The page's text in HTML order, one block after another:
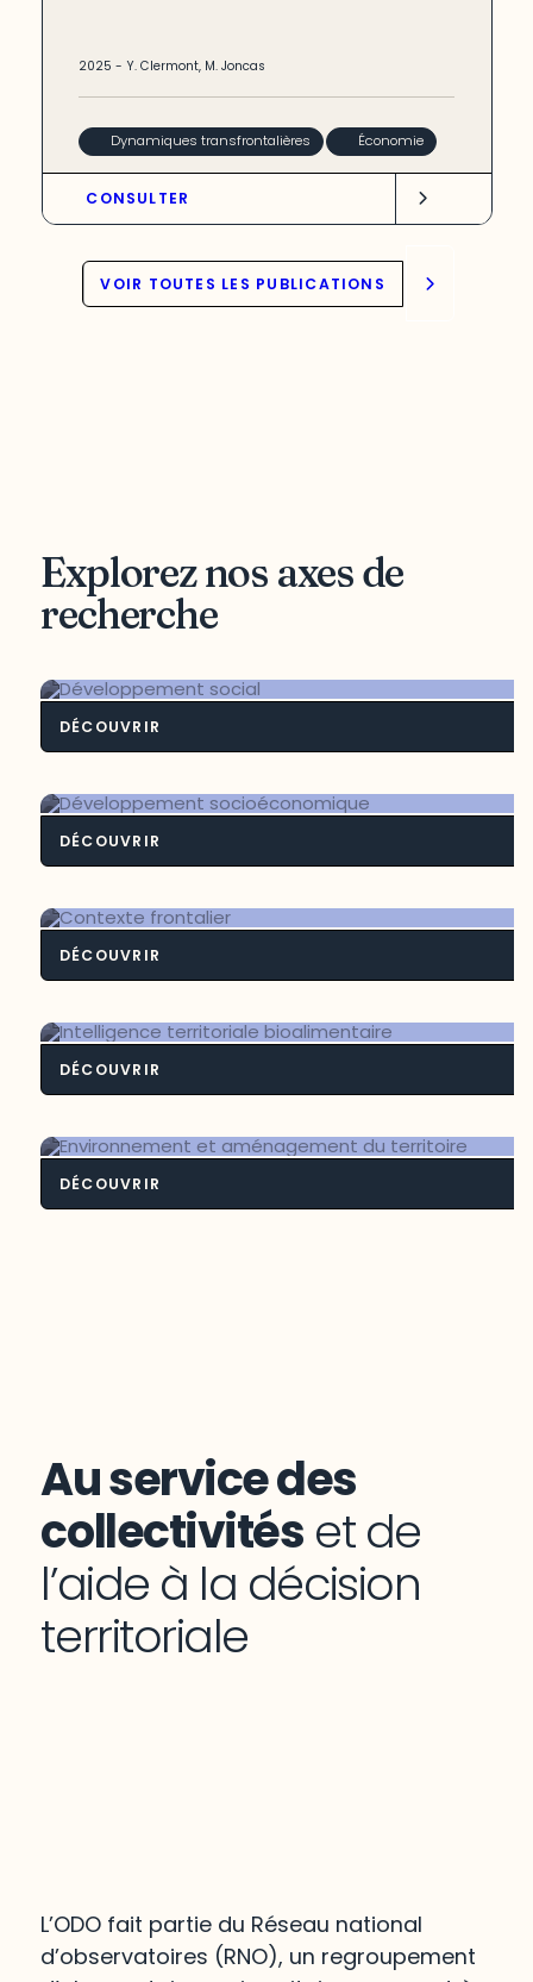
2025- Y. Clermont, M. Joncas
Dynamiques transfrontalières Économie
CONSULTER
VOIR TOUTES LES PUBLICATIONS
Explorez nos axes de
recherche
DÉCOUVRIR
DÉCOUVRIR
DÉCOUVRIR
DÉCOUVRIR
DÉCOUVRIR
Au service des
collectivités et de
l’aide à la décision
territoriale
L’ODO fait partie du Réseau national
d’observatoires (RNO), un regroupement